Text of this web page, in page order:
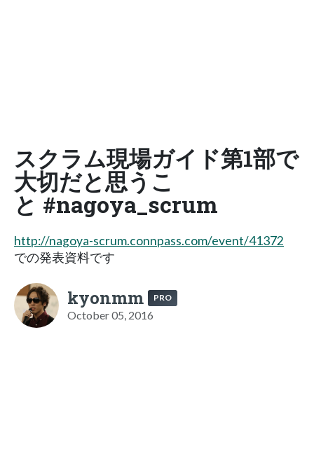
スクラム現場ガイド第1部で
大切だと思うこ
と #nagoya_scrum
http://nagoya-scrum.connpass.com/event/41372
での発表資料です
kyonmm PRO
October 05, 2016